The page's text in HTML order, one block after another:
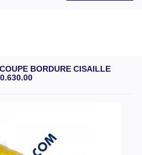
BORDURE CISAILLE